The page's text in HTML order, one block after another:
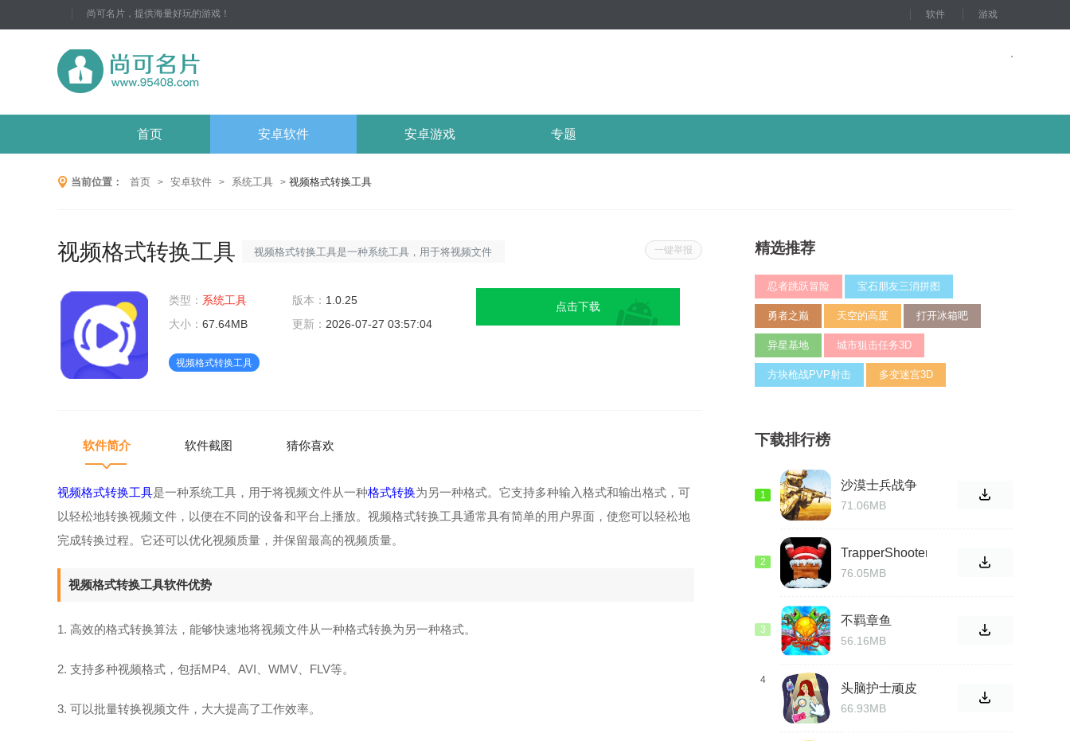
尚可名片，提供海量好玩的游戏！ 软件 游戏
首页 安卓软件 安卓游戏 专题
当前位置： 首页 > 安卓软件 > 系统工具 > 视频格式转换工具
一键举报
视频格式转换工具
视频格式转换工具是一种系统工具，用于将视频文件
和输出格式，可以轻松地转换视频文件，以便在不同
的设备和平台上播放。视频格式转换工具通常具有简
可以优化视频质量，并保留最高的
类型： 系统工具 版本： 1.0.25
大小： 67.64MB 更新： 2026-07-27 03:57:04
视频格式转换工具
点击下载
软件简介 软件截图 猜你喜欢
视频格式转换工具是一种系统工具，用于将视频文件从一种格式转换为另一种格式。它支持多种输入格式和输出格式，可
以轻松地转换视频文件，以便在不同的设备和平台上播放。视频格式转换工具通常具有简单的用户界面，使您可以轻松地
完成转换过程。它还可以优化视频质量，并保留最高的视频质量。
视频格式转换工具软件优势
1. 高效的格式转换算法，能够快速地将视频文件从一种格式转换为另一种格式。
2. 支持多种视频格式，包括MP4、AVI、WMV、FLV等。
3. 可以批量转换视频文件，大大提高了工作效率。
精选推荐
忍者跳跃冒险 宝石朋友三消拼图
勇者之巅 天空的高度 打开冰箱吧
异星基地 城市狙击任务3D
方块枪战PVP射击 多变迷宫3D
下载排行榜
1
沙漠士兵战争
71.06MB
2
TrapperShooter
76.05MB
3
不羁章鱼
56.16MB
4
头脑护士顽皮
的难题
66.93MB